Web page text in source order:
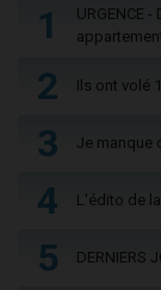
1
URGENCE
2 Ils ont volé
3 Je manque
4 L'édito de
5 DERNIERS